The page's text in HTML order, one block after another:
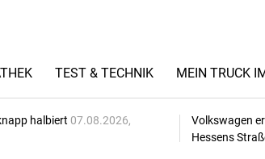
TEST & TECHNIK MEIN TRUCK
halbiert 07.08.2026,
Volkswagen
Hessens